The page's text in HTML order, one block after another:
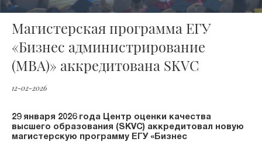
Магистерская программа ЕГУ
«Бизнес администрирование
(MBA)» аккредитована SKVC
12-02-2026
29 января 2026 года Центр оценки качества
высшего образования (SKVC) аккредитовал новую
магистерскую программу ЕГУ «Бизнес